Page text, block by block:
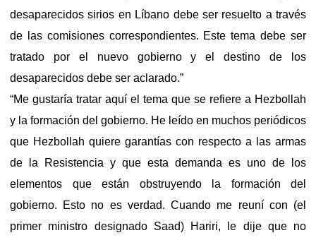
desaparecidos sirios en Líbano debe ser resuelto a través
de las comisiones correspondientes. Este tema debe ser
tratado por el nuevo gobierno y el destino de los
desaparecidos debe ser aclarado.”
“Me gustaría tratar aquí el tema que se refiere a Hezbollah
y la formación del gobierno. He leído en muchos periódicos
que Hezbollah quiere garantías con respecto a las armas
de la Resistencia y que esta demanda es uno de los
elementos que están obstruyendo la formación del
gobierno. Esto no es verdad. Cuando me reuní con (el
primer ministro designado Saad) Hariri, le dije que no